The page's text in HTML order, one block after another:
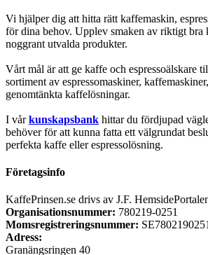
Vi hjälper dig att hitta rätt kaffemaskin,
för dina behov. Upplev smaken av riktigt bra
noggrant utvalda produkter.
Vårt mål är att ge kaffe och espressoälskare
sortiment av espressomaskiner,
genomtänkta kaffelösningar.
I vårkunskapsbank hittar du fördjupad
behöver för att kunna fatta ett välgrundat
perfekta kaffe eller espressolösning.
Företagsinfo
KaffePrinsen.se drivs av J.F.
Organisationsnummer: 780219-0251
Momsregistreringsnummer:
Adress:
Granängsringen 40